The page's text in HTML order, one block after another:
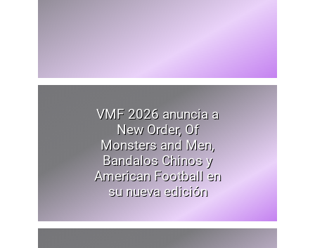
VMF 2026 anuncia a
New Order, Of
Monsters and Men,
Bandalos Chinos y
American Football en
su nueva edición